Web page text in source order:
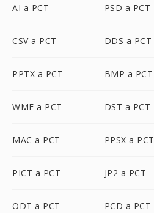
AI a PCT PSD a PCT
CSV a PCT DDS a PCT
PPTX a PCT BMP a PCT
WMF a PCT DST a PCT
MAC a PCT PPSX a PCT
PICT a PCT JP2 a PCT
ODT a PCT PCD a PCT